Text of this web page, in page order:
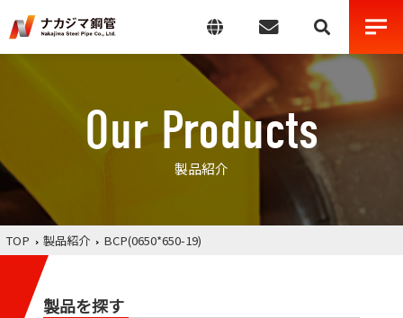
Our Products
製品紹介
TOP 製品紹介 BCP(0650*650-19)
製品を探す